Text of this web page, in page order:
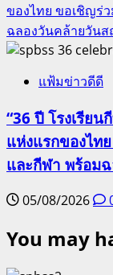
ของไทย ขอเชิญร่
ฉลองวันคล้ายวันส
แฟ้มข่าวดีดี
“36 ปี โรงเรีย
แห่งแรกของไท
และกีฬา พร้อม
05/08/2026
You may